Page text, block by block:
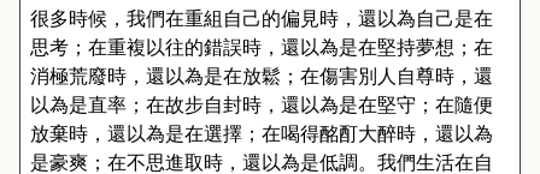
很多時候，我們在重組自己的偏見時，還以為自己是在
思考；在重複以往的錯誤時，還以為是在堅持夢想；在
消極荒廢時，還以為是在放鬆；在傷害別人自尊時，還
以為是直率；在故步自封時，還以為是在堅守；在隨便
放棄時，還以為是在選擇；在喝得酩酊大醉時，還以為
是豪爽；在不思進取時，還以為是低調。我們生活在自